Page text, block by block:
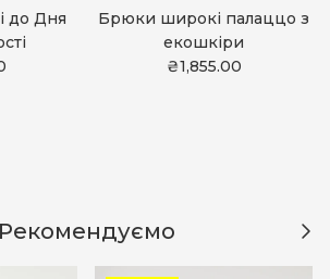
до Дня
Брюки широкі палаццо з
екошкіри
₴1,855.00
Рекомендуємо